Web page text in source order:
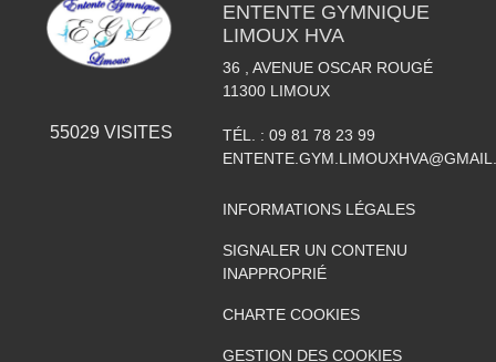
55029 VISITES
ENTENTE GYMNIQUE
LIMOUX HVA
36 , AVENUE OSCAR ROUGÉ
11300 LIMOUX
TÉL. : 09 81 78 23 99
INFORMATIONS LÉGALES
SIGNALER UN CONTENU
INAPPROPRIÉ
CHARTE COOKIES
GESTION DES COOKIES